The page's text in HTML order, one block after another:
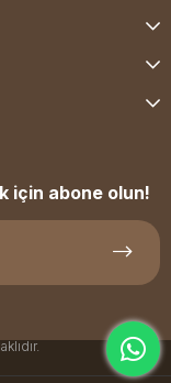
için abone olun!